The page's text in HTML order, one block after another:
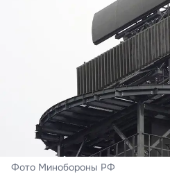
Фото Минобороны РФ